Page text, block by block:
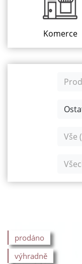
Komerce
Vše
prodáno
výhradně